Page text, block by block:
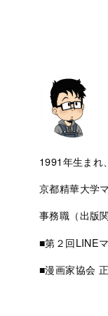
1991年生まれ
京都精華大学
事務職（出版
■第２回LINE
■漫画家協会